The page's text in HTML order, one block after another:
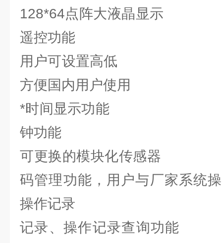
128*64点阵大液
遥控功能
用户可设置高
方便国内用户使用
*时间显示功能
钟功能
可更换的模块
码管理功能，用户与厂家系统
操作记录
记录、操作记录